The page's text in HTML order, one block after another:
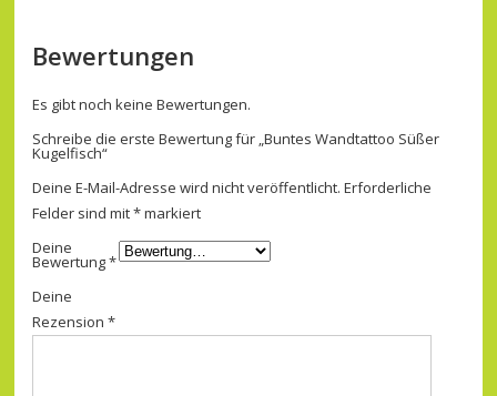
Bewertungen
Es gibt noch keine Bewertungen.
Schreibe die erste Bewertung für „Buntes Wandtattoo Süßer
Kugelfisch“
Deine E-Mail-Adresse wird nicht veröffentlicht. Erforderliche
Felder sind mit*markiert
Deine
Bewertung*
Deine
Rezension*